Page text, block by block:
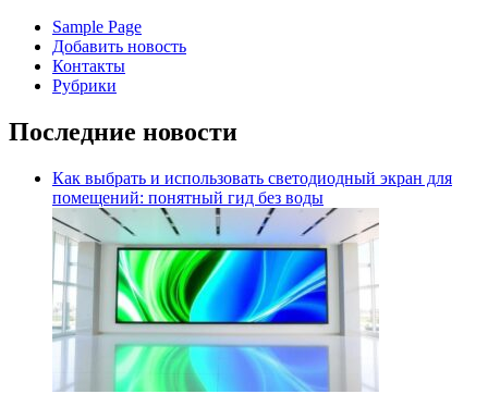
Sample Page
Добавить новость
Контакты
Рубрики
Последние новости
Как выбрать и использовать светодиодный экран для
помещений: понятный гид без воды